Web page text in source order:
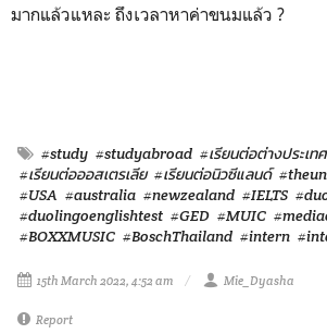
มากแล้วแหละ ถึงเวลาหาค่าขนมแล้ว ?
#study #studyabroad #เรียนต่อต่างประเทศ
#เรียนต่อออสเตรเลีย #เรียนต่อนิวซีแลนด์
#USA #australia #newzealand #IELTS
#duolingoenglishtest #GED #MUIC
#BOXXMUSIC #BoschThailand #intern
15th March 2022, 4:52 am Mie_Dyasha
Report